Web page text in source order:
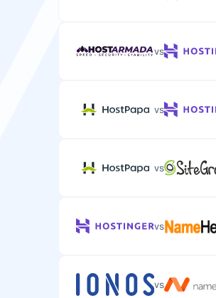
vs
vs
vs
vs
vs